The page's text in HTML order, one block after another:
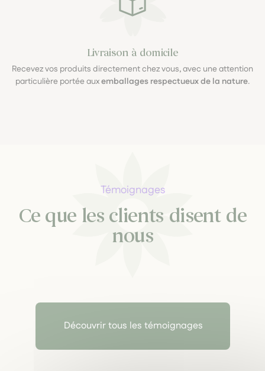
Livraison à domicile
Recevez vos produits directement chez vous, avec une attention
particulière portée auxemballages respectueux de la nature.
Témoignages
Ce que les clients disent de
nous
Découvrir tous les témoignages